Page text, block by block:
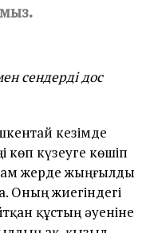
сендерді дос
кезімде
көп күзеуге көшіп
жерде жыңғылды
Оның жиегіндегі
құстың әуеніне